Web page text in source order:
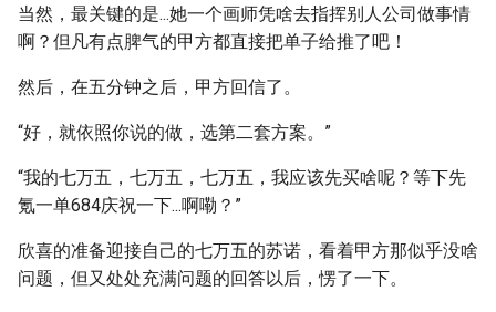
当然，最关键的是...她一个画师凭啥去指挥别人公司做事情
啊？但凡有点脾气的甲方都直接把单子给推了吧！
然后，在五分钟之后，甲方回信了。
“好，就依照你说的做，选第二套方案。”
“我的七万五，七万五，七万五，我应该先买啥呢？等下先
氪一单684庆祝一下...啊嘞？”
欣喜的准备迎接自己的七万五的苏诺，看着甲方那似乎没啥
问题，但又处处充满问题的回答以后，愣了一下。